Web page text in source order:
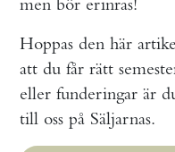
Hoppas den här
att du får rätt
eller funderingar är
till oss på Säljarnas.